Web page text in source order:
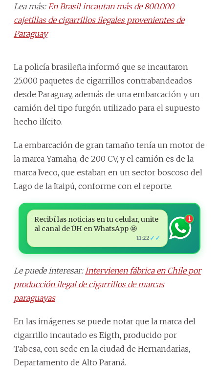
Lea más: En Brasil incautan más de 800.000
cajetillas de cigarrillos ilegales provenientes de
Paraguay
La policía brasileña informó que se incautaron
25.000 paquetes de cigarrillos contrabandeados
desde Paraguay, además de una embarcación y un
camión del tipo furgón utilizado para el supuesto
hecho ilícito.
La embarcación de gran tamaño tenía un motor de
la marca Yamaha, de 200 CV, y el camión es de la
marca Iveco, que estaban en un sector boscoso del
Lago de la Itaipú, conforme con el reporte.
Recibí las noticias en tu celular, unite
al canal de ÚH en WhatsApp 🤩
11:22 ✓✓
1
Le puede interesar: Intervienen fábrica en Chile por
producción ilegal de cigarrillos de marcas
paraguayas
En las imágenes se puede notar que la marca del
cigarrillo incautado es Eigth, producido por
Tabesa, con sede en la ciudad de Hernandarias,
Departamento de Alto Paraná.